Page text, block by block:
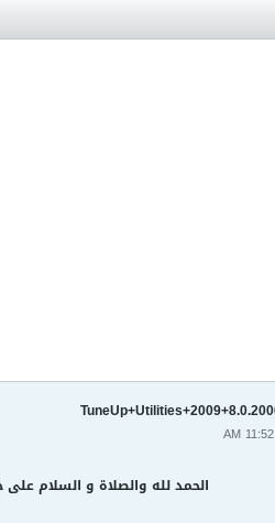
الحمد لله والصلاة و السلام